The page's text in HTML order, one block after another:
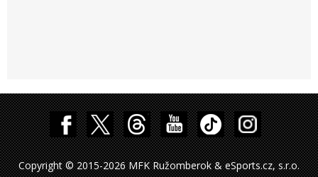
Copyright © 2015-2026 MFK Ružomberok & eSports.cz, s.r.o.